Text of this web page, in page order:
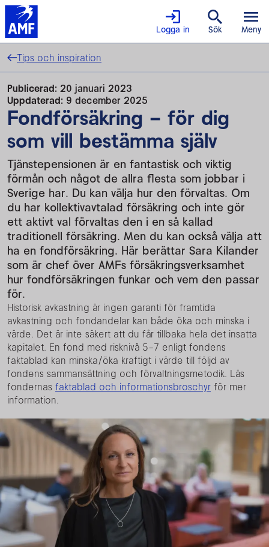
Logga in Sök Meny
Tips och inspiration
Publicerad: 20 januari 2023
Uppdaterad: 9 december 2025
Fondförsäkring – för dig
som vill bestämma själv
Tjänstepensionen är en fantastisk och viktig
förmån och något de allra flesta som jobbar i
Sverige har. Du kan välja hur den förvaltas. Om
du har kollektivavtalad försäkring och inte gör
ett aktivt val förvaltas den i en så kallad
traditionell försäkring. Men du kan också välja att
ha en fondförsäkring. Här berättar Sara Kilander
som är chef över AMFs försäkringsverksamhet
hur fondförsäkringen funkar och vem den passar
för.
Historisk avkastning är ingen garanti för framtida
avkastning och fondandelar kan både öka och minska i
värde. Det är inte säkert att du får tillbaka hela det insatta
kapitalet. En fond med risknivå 5–7 enligt fondens
faktablad kan minska/öka kraftigt i värde till följd av
fondens sammansättning och förvaltningsmetodik. Läs
fondernas faktablad och informationsbroschyr för mer
information.